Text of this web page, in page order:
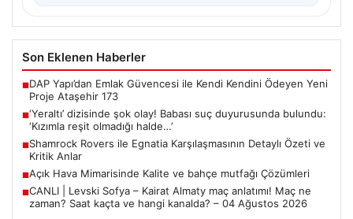
Son Eklenen Haberler
■DAP Yapı’dan Emlak Güvencesi ile Kendi Kendini Ödeyen Yeni
Proje Ataşehir 173
■‘Yeraltı’ dizisinde şok olay! Babası suç duyurusunda bulundu:
‘Kızımla reşit olmadığı halde…’
■Shamrock Rovers ile Egnatia Karşılaşmasının Detaylı Özeti ve
Kritik Anlar
■Açık Hava Mimarisinde Kalite ve bahçe mutfağı Çözümleri
■CANLI | Levski Sofya – Kairat Almaty maç anlatımı! Maç ne
zaman? Saat kaçta ve hangi kanalda? – 04 Ağustos 2026